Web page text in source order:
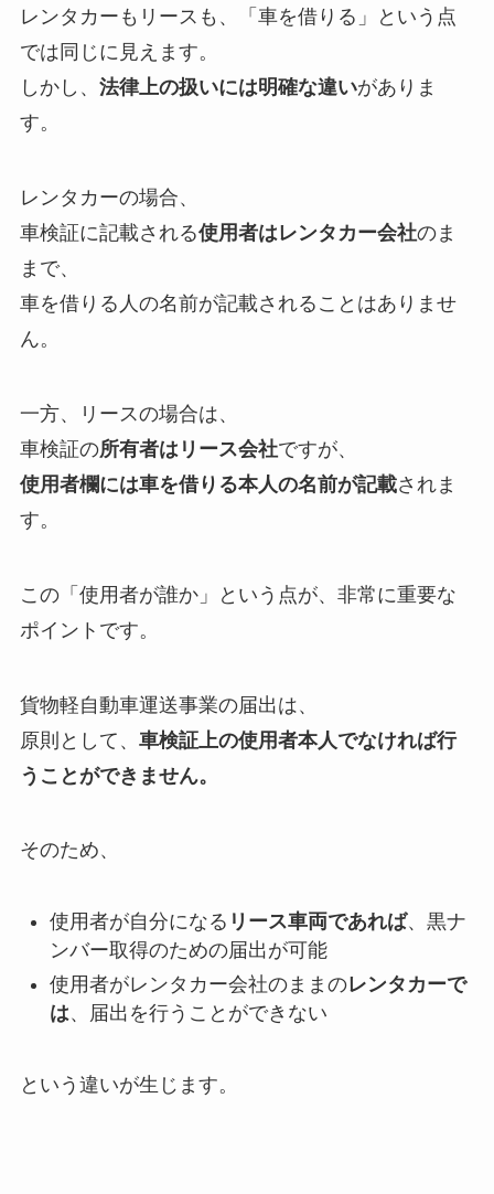
レンタカーもリースも、「車を借りる」という点
では同じに見えます。
しかし、 法律上の扱いには明確な違いがありま
す。
レンタカーの場合、
車検証に記載される使用者はレンタカー会社のま
まで、
車を借りる人の名前が記載されることはありませ
ん。
一方、リースの場合は、
車検証の所有者はリース会社ですが、
使用者欄には車を借りる本人の名前が記載されま
す。
この「使用者が誰か」という点が、非常に重要な
ポイントです。
貨物軽自動車運送事業の届出は、
原則として、 車検証上の使用者本人でなければ行
うことができません。
そのため、
使用者が自分になる リース車両であれば、黒ナ
ンバー取得のための届出が可能
使用者がレンタカー会社のままのレンタカーで
は、届出を行うことができない
という違いが生じます。